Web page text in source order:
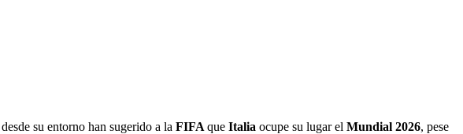
su entorno han sugerido a la FIFA que Italia ocupe su lugar el Mundial 2026, pese